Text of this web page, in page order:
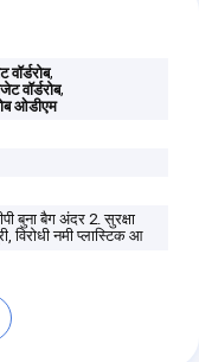
,
वॉर्डरोब,
ओडीएम
बुना बैग अंदर 2. सुरक्षा
विरोधी नमी प्लास्टिक आ